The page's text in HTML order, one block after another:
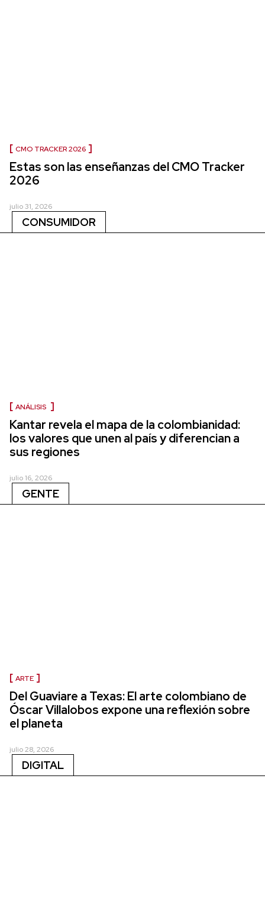
CMO TRACKER 2026
Estas son las enseñanzas del CMO Tracker
2026
julio 31, 2026
CONSUMIDOR
ANÁLISIS
Kantar revela el mapa de la colombianidad:
los valores que unen al país y diferencian a
sus regiones
julio 16, 2026
GENTE
ARTE
Del Guaviare a Texas: El arte colombiano de
Óscar Villalobos expone una reflexión sobre
el planeta
julio 28, 2026
DIGITAL